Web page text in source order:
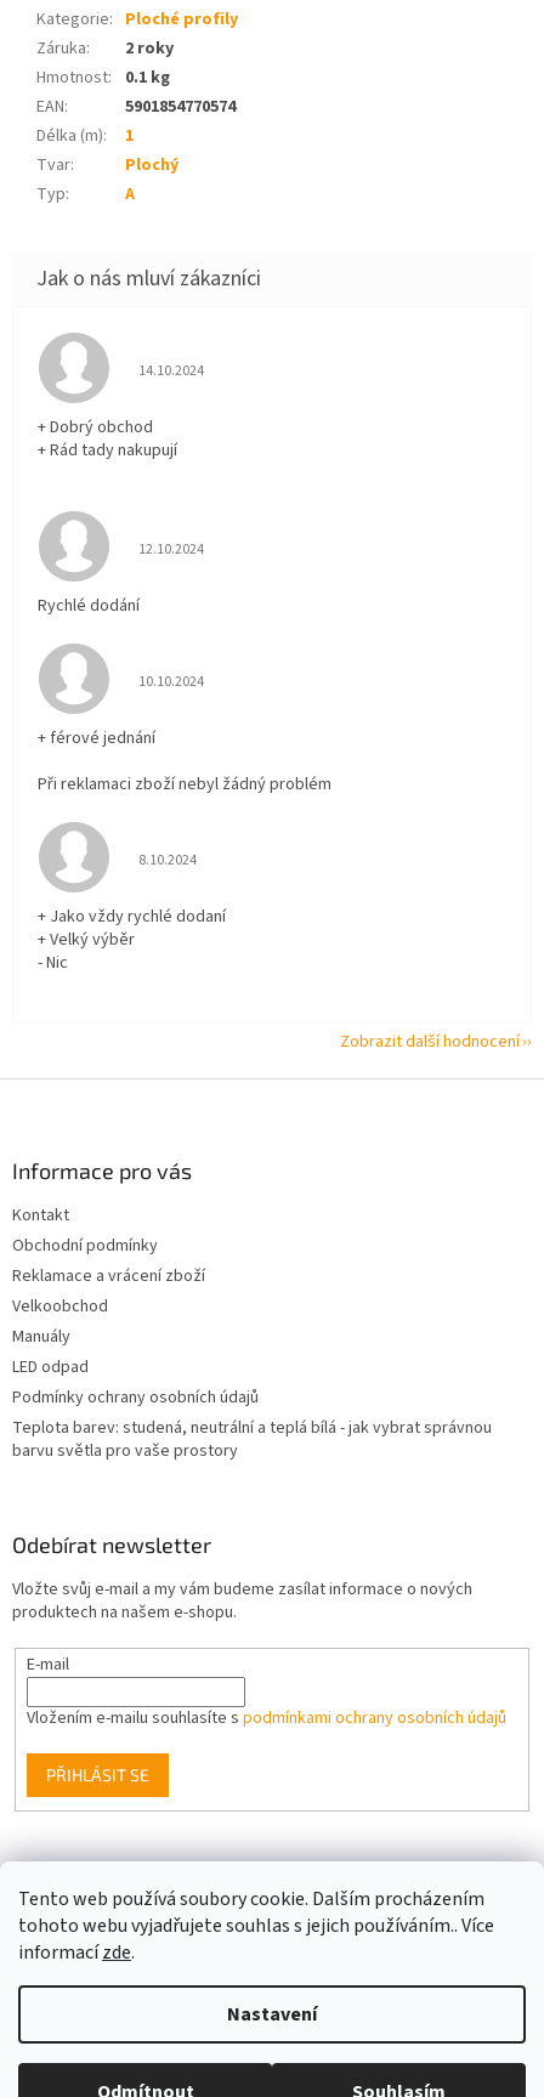
Tento web používá soubory cookie. Dalším procházením
tohoto webu vyjadřujete souhlas s jejich používáním.. Více
informacízde.
Nastavení
Kategorie: Ploché profily
Záruka:
2 roky
Hmotnost:
0.1 kg
EAN:
5901854770574
Délka (m):
1
Tvar:
Plochý
Typ: A
Hodnocení obchodu je 5 z 5 hvězdiček.
14.10.2024
+ Dobrý obchod
+ Rád tady nakupují
Hodnocení obchodu je 5 z 5 hvězdiček.
12.10.2024
Rychlé dodání
Hodnocení obchodu je 5 z 5 hvězdiček.
10.10.2024
+ férové jednání
Při reklamaci zboží nebyl žádný problém
Hodnocení obchodu je 5 z 5 hvězdiček.
8.10.2024
+ Jako vždy rychlé dodaní
+ Velký výběr
- Nic
Zobrazit další hodnocení
Informace pro vás
Kontakt
Obchodní podmínky
Reklamace a vrácení zboží
Velkoobchod
Manuály
LED odpad
Podmínky ochrany osobních údajů
Teplota barev: studená, neutrální a teplá bílá - jak vybrat správnou
barvu světla pro vaše prostory
Odebírat newsletter
Vložte svůj e-mail a my vám budeme zasílat informace o nových
produktech na našem e-shopu.
E-mail
Vložením e-mailu souhlasíte s podmínkami ochrany osobních údajů
PŘIHLÁSIT SE
Facebook
Copyright 2026Berge LED. Všechna práva vyhrazena.Upravit